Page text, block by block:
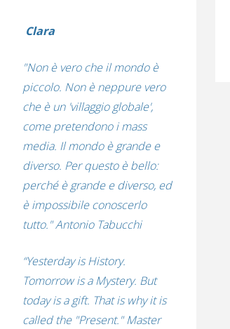
Clara
"Non è vero che il mondo è
piccolo. Non è neppure vero
che è un 'villaggio globale',
come pretendono i mass
media. Il mondo è grande e
diverso. Per questo è bello:
perché è grande e diverso, ed
è impossibile conoscerlo
tutto." Antonio Tabucchi
“Yesterday is History.
Tomorrow is a Mystery. But
today is a gift. That is why it is
called the "Present." Master